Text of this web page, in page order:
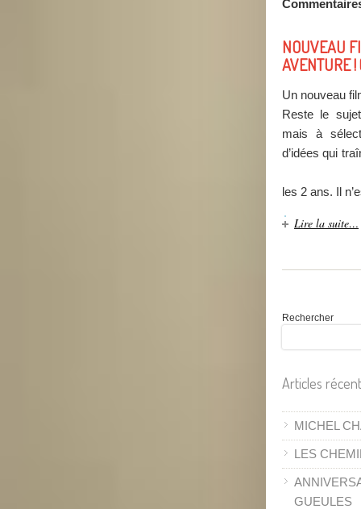
NOUVEAU
AVENTURE
Un nouveau
Reste le
mais à
d’idées qui
les 2 ans. Il
Lire la suite…
Rechercher
Articles
MICHEL
LES
GUEULES